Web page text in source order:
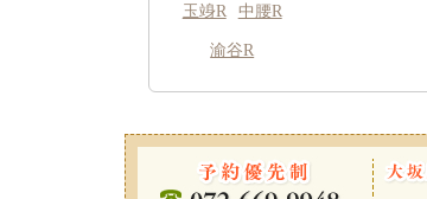
玉竧R 中腰R
渝谷R